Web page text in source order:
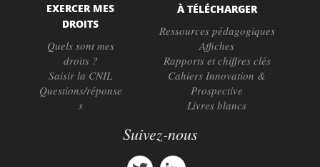
EXERCER MES
DROITS
Quels sont mes
droits ?
Saisir la CNIL
Questions/réponse
s
À TÉLÉCHARGER
Ressources pédagogiques
Affiches
Rapports et chiffres clés
Cahiers Innovation &
Prospective
Livres blancs
Suivez-nous